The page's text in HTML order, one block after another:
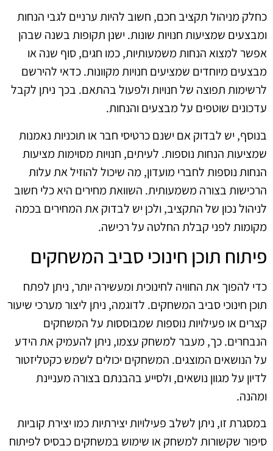
כחלק מניהול תקציב חכם, חשוב להיות ערניים לגבי הנחות
ומבצעים שמציעות חנויות שונות. ישנן תקופות בשנה שבהן
אפשר למצוא הנחות משמעותיות, כמו חגים, סוף שנה או
מבצעים מיוחדים שמציעים חנויות מקוונות. כדאי להירשם
לרשימות תפוצה של חנויות ולפעול בהתאם. בכך ניתן לקבל
עדכונים שוטפים על מבצעים והנחות.
בנוסף, יש לבדוק אם ישנם כרטיסי חבר או תוכניות נאמנות
שמציעות הנחות נוספות. לעיתים, חנויות מסוימות מציעות
הנחות נוספות לחברי מועדון, מה שיכול להוזיל את עלות
הרכישות בצורה משמעותית. השוואת מחירים היא כלי חשוב
לניהול נכון של התקציב, ולכן יש לבדוק את המחירים בכמה
מקומות לפני קבלת החלטה על רכישה.
פיתוח תוכן חינוכי סביב המשחקים
כדי להפוך את החוויה לחינוכית ומעשירה יותר, ניתן לפתח
תוכן חינוכי סביב המשחקים. לדוגמה, ניתן ליצור מערכי שיעור
קצרים או פעילויות נוספות שמבוססות על המשחקים
הנבחרים. כך, מעבר למשחק עצמו, ניתן להעמיק את הידע
על הנושאים המוצגים. המשחקים יכולים לשמש כקטליזטור
לדיון על מגוון נושאים, ולסייע בהבנתם בצורה מעניינת
ומהנה.
במסגרת זו, ניתן לשלב פעילויות יצירתיות כמו יצירת קוביות
סיפור שקשורות למשחק או שימוש במשחקים כבסיס לפיתוח